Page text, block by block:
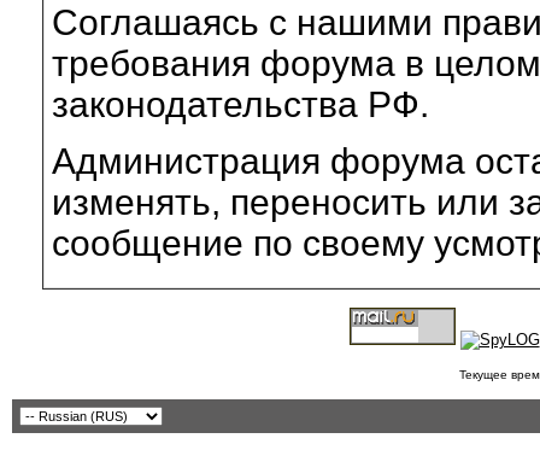
Соглашаясь с нашими
требования форума в
законодательства РФ.
Администрация форума
изменять, переносить или
сообщение по своему
Текущее